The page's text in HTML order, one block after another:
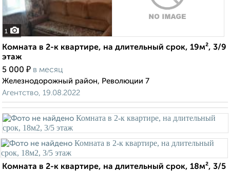
1
Комната в 2-к квартире, на длительный срок, 19м², 3/9
этаж
5 000 ₽ в месяц
Железнодорожный район, Революции 7
Агентство, 19.08.2022
Комната в 2-к квартире, на длительный срок, 18м², 3/5